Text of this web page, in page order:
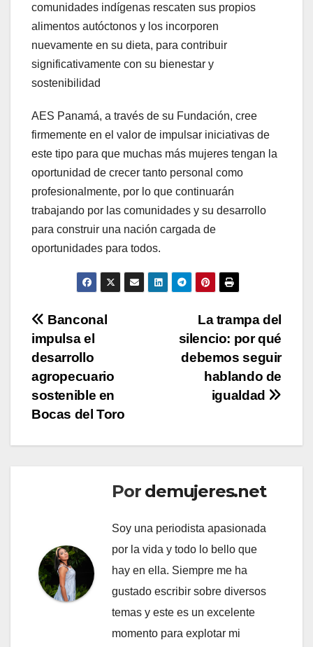
comunidades indígenas rescaten sus propios
alimentos autóctonos y los incorporen
nuevamente en su dieta, para contribuir
significativamente con su bienestar y
sostenibilidad
AES Panamá, a través de su Fundación, cree
firmemente en el valor de impulsar iniciativas de
este tipo para que muchas más mujeres tengan la
oportunidad de crecer tanto personal como
profesionalmente, por lo que continuarán
trabajando por las comunidades y su desarrollo
para construir una nación cargada de
oportunidades para todos.
Navegación
de
entradas
La trampa del
silencio: por qué
debemos seguir
hablando de
igualdad
Banconal
impulsa el
desarrollo
agropecuario
sostenible en
Bocas del Toro
Por demujeres.net
Soy una periodista apasionada
por la vida y todo lo bello que
hay en ella. Siempre me ha
gustado escribir sobre diversos
temas y este es un excelente
momento para explotar mi